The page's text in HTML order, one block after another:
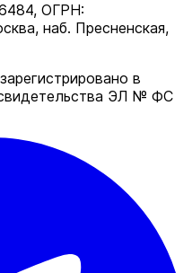
ОГРН:
наб. Пресненская,
в
ЭЛ № ФС